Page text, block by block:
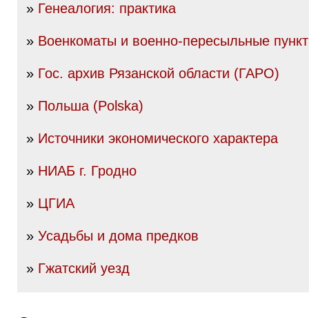
» Генеалогия: практика
» Военкоматы и военно-пересыльные
» Гос. архив Рязанской области (ГАРО)
» Польша (Polska)
» Источники экономического характера
» НИАБ г. Гродно
» ЦГИА
» Усадьбы и дома предков
» Гжатский уезд